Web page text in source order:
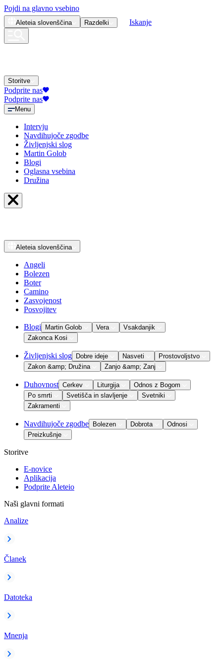
Pojdi na glavno vsebino
Aleteia slovenščina Razdelki Iskanje
Storitve
Podprite nas
Podprite nas
Menu
Intervju
Navdihujoče zgodbe
Življenjski slog
Martin Golob
Blogi
Oglasna vsebina
Družina
Aleteia slovenščina
Angeli
Bolezen
Boter
Camino
Zasvojenost
Posvojitev
Blogi Martin Golob Vera
Vsakdanjik
Zakonca Kosi
Življenjski slog Dobre ideje Nasveti
Prostovoljstvo
Zakon &amp; Družina
Zanjo &amp; Zanj
Duhovnost Cerkev Liturgija
Odnos z Bogom
Po smrti
Svetišča in slavljenje
Svetniki
Zakramenti
Navdihujoče zgodbe Bolezen Dobrota
Odnosi
Preizkušnje
Storitve
E-novice
Aplikacija
Podprite Aleteio
Naši glavni formati
Analize
Članek
Datoteka
Mnenja